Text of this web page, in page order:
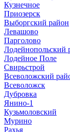
Кузнечное
Приозерск
Выборгский район
Левашово
Парголово
Лодейнопольский
Лодейное Поле
Свирьстрой
Всеволожский
Всеволожск
Дубровка
Янино-1
Кузьмоловский
Мурино
Рахья